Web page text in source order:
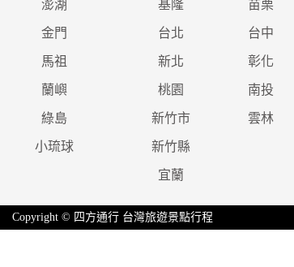
澎湖
金門
馬祖
蘭嶼
綠島
小琉球
基隆 苗栗
台北 台中
新北 彰化
桃園 南投
新竹市 雲林
新竹縣
宜蘭
Copyright © 四方通行 台灣旅遊景點行程